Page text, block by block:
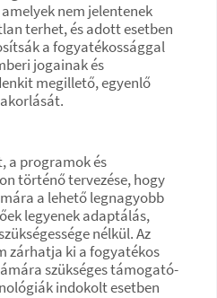
nem jelentenek
terhet, és adott esetben
a fogyatékossággal
jogainak és
megillető, egyenlő
a programok és
történő tervezése, hogy
a lehető legnagyobb
legyenek adaptálás,
nélkül. Az
zárhatja ki a fogyatékos
szükséges támogató-
indokolt esetben